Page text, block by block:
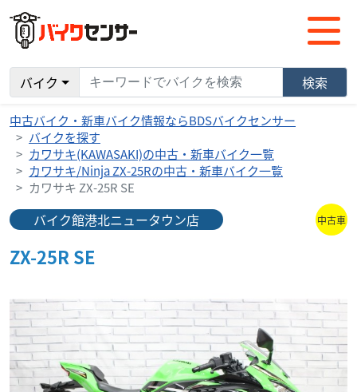
バイク 検索
中古バイク・新車バイク情報ならBDSバイクセンサー
バイクを探す
カワサキ(KAWASAKI)の中古・新車バイク一覧
カワサキ/Ninja ZX-25Rの中古・新車バイク一覧
カワサキ ZX-25R SE
バイク館港北ニュータウン店 中古車
ZX-25R SE